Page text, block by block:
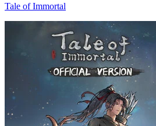
Tale of Immortal